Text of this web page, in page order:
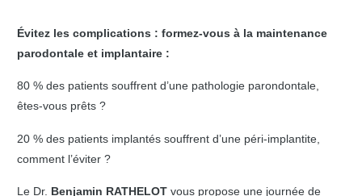
Évitez les complications : formez-vous à la maintenance
parodontale et implantaire :
80 % des patients souffrent d’une pathologie parondontale,
êtes-vous prêts ?
20 % des patients implantés souffrent d’une péri-implantite,
comment l’éviter ?
Le Dr. Benjamin RATHELOT vous propose une journée de